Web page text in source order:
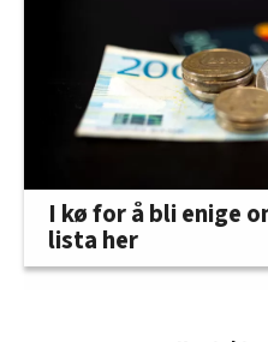
I kø for å bli enige
lista her